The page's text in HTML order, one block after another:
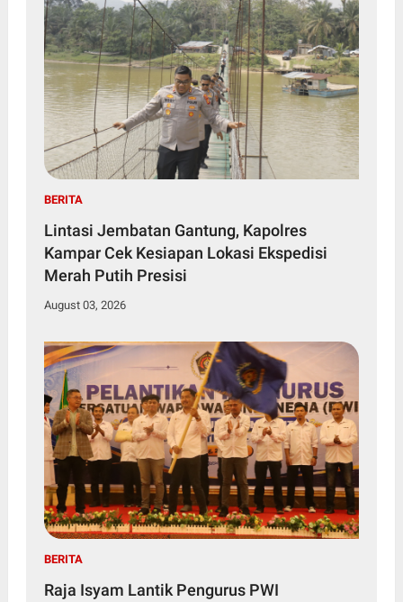
BERITA
Lintasi Jembatan Gantung, Kapolres
Kampar Cek Kesiapan Lokasi Ekspedisi
Merah Putih Presisi
August 03, 2026
BERITA
Raja Isyam Lantik Pengurus PWI